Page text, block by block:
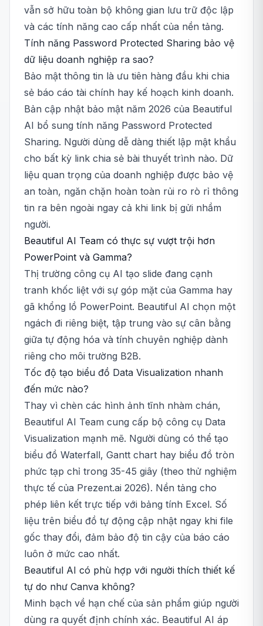
vẫn sở hữu toàn bộ không gian lưu trữ độc lập
và các tính năng cao cấp nhất của nền tảng.
Tính năng Password Protected Sharing bảo vệ
dữ liệu doanh nghiệp ra sao?
Bảo mật thông tin là ưu tiên hàng đầu khi chia
sẻ báo cáo tài chính hay kế hoạch kinh doanh.
Bản cập nhật bảo mật năm 2026 của Beautiful
AI bổ sung tính năng Password Protected
Sharing. Người dùng dễ dàng thiết lập mật khẩu
cho bất kỳ link chia sẻ bài thuyết trình nào. Dữ
liệu quan trọng của doanh nghiệp được bảo vệ
an toàn, ngăn chặn hoàn toàn rủi ro rò rỉ thông
tin ra bên ngoài ngay cả khi link bị gửi nhầm
người.
Beautiful AI Team có thực sự vượt trội hơn
PowerPoint và Gamma?
Thị trường công cụ AI tạo slide đang cạnh
tranh khốc liệt với sự góp mặt của Gamma hay
gã khổng lồ PowerPoint. Beautiful AI chọn một
ngách đi riêng biệt, tập trung vào sự cân bằng
giữa tự động hóa và tính chuyên nghiệp dành
riêng cho môi trường B2B.
Tốc độ tạo biểu đồ Data Visualization nhanh
đến mức nào?
Thay vì chèn các hình ảnh tĩnh nhàm chán,
Beautiful AI Team cung cấp bộ công cụ Data
Visualization mạnh mẽ. Người dùng có thể tạo
biểu đồ Waterfall, Gantt chart hay biểu đồ tròn
phức tạp chỉ trong 35-45 giây (theo thử nghiệm
thực tế của Prezent.ai 2026). Nền tảng cho
phép liên kết trực tiếp với bảng tính Excel. Số
liệu trên biểu đồ tự động cập nhật ngay khi file
gốc thay đổi, đảm bảo độ tin cậy của báo cáo
luôn ở mức cao nhất.
Beautiful AI có phù hợp với người thích thiết kế
tự do như Canva không?
Minh bạch về hạn chế của sản phẩm giúp người
dùng ra quyết định chính xác. Beautiful AI áp